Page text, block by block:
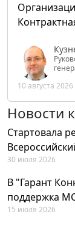
РФ
10 августа 2026
Новости
Стартовала
30 июля 2026
В "Гарант
поддержка
15 июля 2026